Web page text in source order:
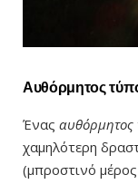
Αυθόρμητος
Ένας αυθόρμητος
χαμηλότερη
(μπροστινό